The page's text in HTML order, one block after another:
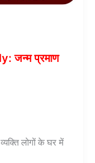
जन्म प्रमाण
लोगों के घर में